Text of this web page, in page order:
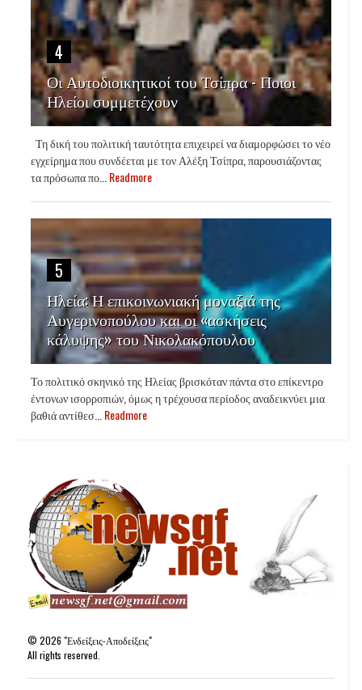
4
Οι Αυτοδιοικητικοί του Τσίπρα - Ποιοι
Ηλείοι συμμετέχουν
Τη δική του πολιτική ταυτότητα επιχειρεί να διαμορφώσει το νέο
εγχείρημα που συνδέεται με τον Αλέξη Τσίπρα, παρουσιάζοντας
τα πρόσωπα πο...Readmore
5
Ηλεία: Η επικοινωνιακή μοναξιά της
Αυγερινοπούλου και οι «ασκήσεις
κάλυψης» του Νικολακόπουλου
Το πολιτικό σκηνικό της Ηλείας βρισκόταν πάντα στο επίκεντρο
έντονων ισορροπιών, όμως η τρέχουσα περίοδος αναδεικνύει μια
βαθιά αντίθεσ...Readmore
©2026 "Ενδείξεις-Αποδείξεις"
All rights reserved.